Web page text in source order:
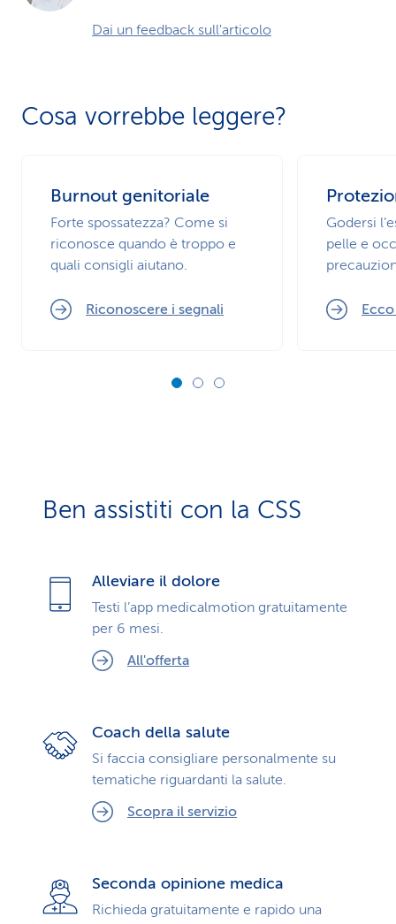
Dai un feedback sull'articolo
Cosa vorrebbe leggere?
Burnout genitoriale
Forte spossatezza? Come si
riconosce quando è troppo e
quali consigli aiutano.
Riconoscere i segnali
Godersi
pelle e
Ben assistiti con la CSS
Alleviare il dolore
Testi l’app medicalmotion gratuitamente
per 6 mesi.
All'offerta
Coach della salute
Si faccia consigliare personalmente su
tematiche riguardanti la salute.
Scopra il servizio
Seconda opinione medica
Richieda gratuitamente e rapido una